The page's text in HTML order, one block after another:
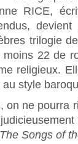
RICE,
trilogie
22 de
religieux.
au style
on ne pourra
Songs of